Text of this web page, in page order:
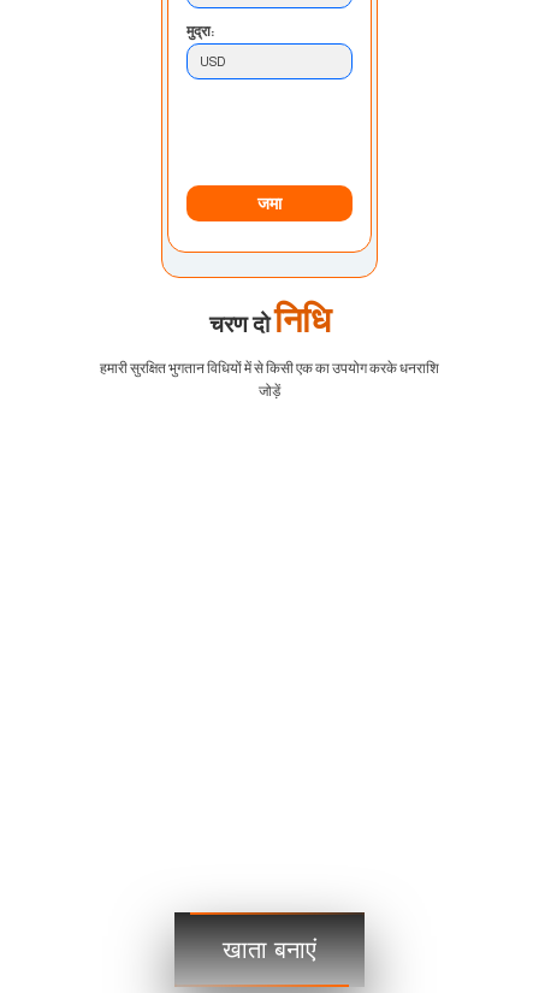
मुद्रा:
USD
जमा
चरण दोनिधि
हमारी सुरक्षित भुगतान विधियों में से किसी एक का उपयोग करके धनराशि
जोड़ें
चरण 3व्यापार
खाता बनाएं